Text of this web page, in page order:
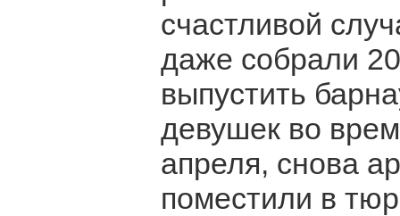
счастливой
даже собрали
выпустить
девушек во
апреля, снова
поместили в